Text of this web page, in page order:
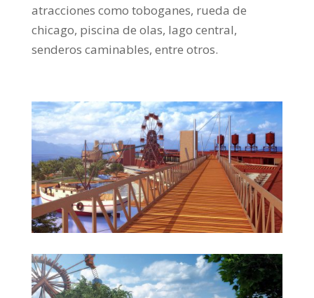
atracciones como toboganes, rueda de
chicago, piscina de olas, lago central,
senderos caminables, entre otros.